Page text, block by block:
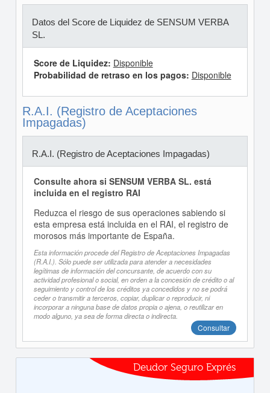
Datos del Score de Liquidez de SENSUM VERBA
SL.
Score de Liquidez: Disponible
Probabilidad de retraso en los pagos: Disponible
R.A.I. (Registro de Aceptaciones
Impagadas)
R.A.I. (Registro de Aceptaciones Impagadas)
Consulte ahora si SENSUM VERBA SL. está
incluida en el registro RAI
Reduzca el riesgo de sus operaciones sabiendo si
esta empresa está incluida en el RAI, el registro de
morosos más importante de España.
Esta información procede del Registro de Aceptaciones Impagadas
(R.A.I.). Sólo puede ser utilizada para atender a necesidades
legítimas de información del concursante, de acuerdo con su
actividad profesional o social, en orden a la concesión de crédito o al
seguimiento y control de los créditos ya concedidos y no se podrá
ceder o transmitir a terceros, copiar, duplicar o reproducir, ni
incorporar a ninguna base de datos propia o ajena, o reutilizar en
modo alguno, ya sea de forma directa o indirecta.
Consultar
Deudor Seguro Exprés